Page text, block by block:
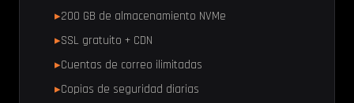
200 GB de almacenamiento NVMe
SSL gratuito + CDN
Cuentas de correo ilimitadas
Copias de seguridad diarias